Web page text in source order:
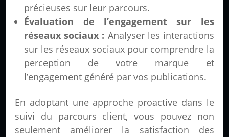
précieuses sur leur parcours.
Évaluation de l’engagement sur les
réseaux sociaux : Analyser les interactions
sur les réseaux sociaux pour comprendre la
perception de votre marque et
l’engagement généré par vos publications.
En adoptant une approche proactive dans le
suivi du parcours client, vous pouvez non
seulement améliorer la satisfaction des